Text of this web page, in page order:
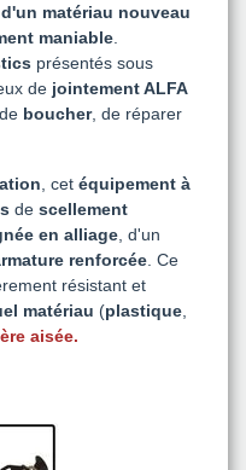
matériau nouveau
maniable
présentés sous
de jointement ALFA
boucher, de réparer
, cet équipement à
de scellement
en alliage , d'un
renforcée . Ce
résistant et
matériau (plastique
aisée.